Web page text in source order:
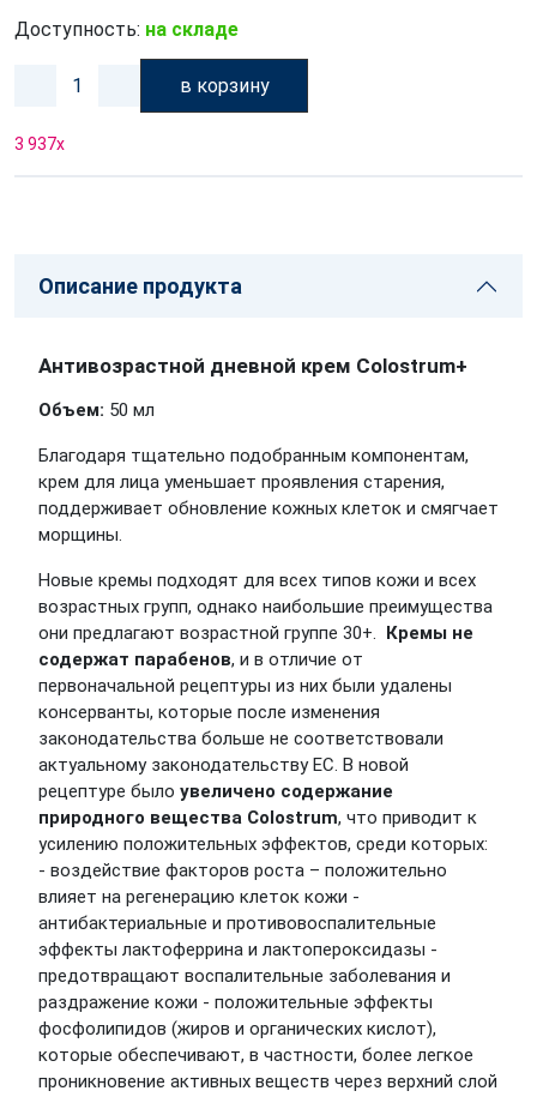
Доступность: на складе
в корзину
3 937x
Описание продукта
Антивозрастной дневной крем Colostrum+
Объем: 50 мл
Благодаря тщательно подобранным компонентам,
крем для лица уменьшает проявления старения,
поддерживает обновление кожных клеток и смягчает
морщины.
Новые кремы подходят для всех типов кожи и всех
возрастных групп, однако наибольшие преимущества
они предлагают возрастной группе 30+. Кремы не
содержат парабенов, и в отличие от
первоначальной рецептуры из них были удалены
консерванты, которые после изменения
законодательства больше не соответствовали
актуальному законодательству ЕС. В новой
рецептуре было увеличено содержание
природного вещества Colostrum, что приводит к
усилению положительных эффектов, среди которых:
- воздействие факторов роста – положительно
влияет на регенерацию клеток кожи -
антибактериальные и противовоспалительные
эффекты лактоферрина и лактопероксидазы -
предотвращают воспалительные заболевания и
раздражение кожи - положительные эффекты
фосфолипидов (жиров и органических кислот),
которые обеспечивают, в частности, более легкое
проникновение активных веществ через верхний слой